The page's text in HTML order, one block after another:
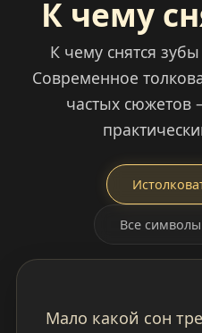
К чему
К чему снятся
Современное
частых сюжетов
Все
Мало какой сон